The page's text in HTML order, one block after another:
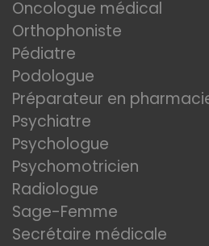
Oncologue médical
Orthophoniste
Pédiatre
Podologue
Préparateur en
Psychiatre
Psychologue
Psychomotricien
Radiologue
Sage-Femme
Secrétaire médicale